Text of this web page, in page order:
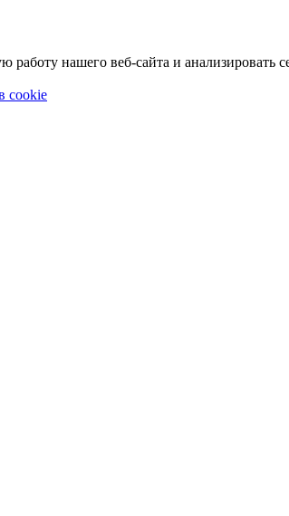
нашего веб-сайта и анализировать
cookie